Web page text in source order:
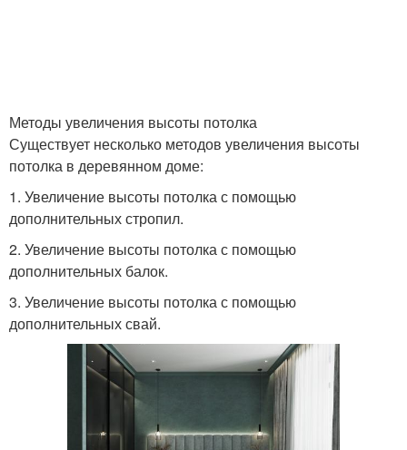
Методы увеличения высоты потолка
Существует несколько методов увеличения высоты
потолка в деревянном доме:
1. Увеличение высоты потолка с помощью
дополнительных стропил.
2. Увеличение высоты потолка с помощью
дополнительных балок.
3. Увеличение высоты потолка с помощью
дополнительных свай.